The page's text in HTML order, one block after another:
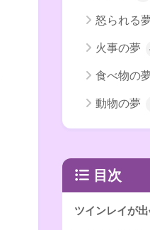
怒られる
火事の夢
食べ物の
動物の夢
目次
ツインレイが